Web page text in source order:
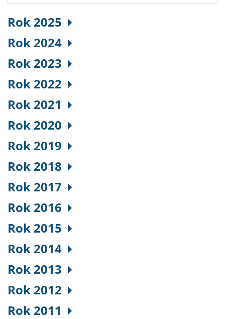
Rok 2025
Rok 2024
Rok 2023
Rok 2022
Rok 2021
Rok 2020
Rok 2019
Rok 2018
Rok 2017
Rok 2016
Rok 2015
Rok 2014
Rok 2013
Rok 2012
Rok 2011